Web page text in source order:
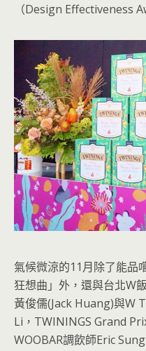
（Design Effectiveness
氣候微涼的11月除了能品
狂想曲」外，還與台北W
黃俊儒(Jack Huang)與W
Li，TWININGS Grand
WOOBAR調飲師Eric